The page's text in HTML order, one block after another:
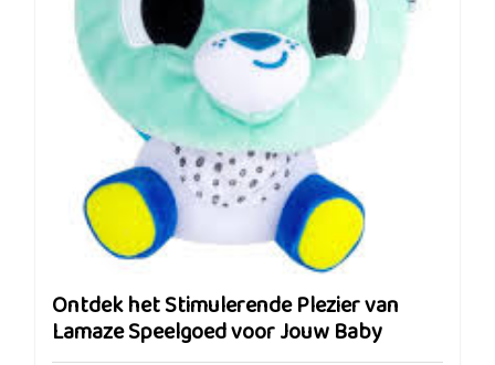
Ontdek het Stimulerende Plezier van
Lamaze Speelgoed voor Jouw Baby